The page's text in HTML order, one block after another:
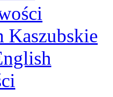
Kaszubskie